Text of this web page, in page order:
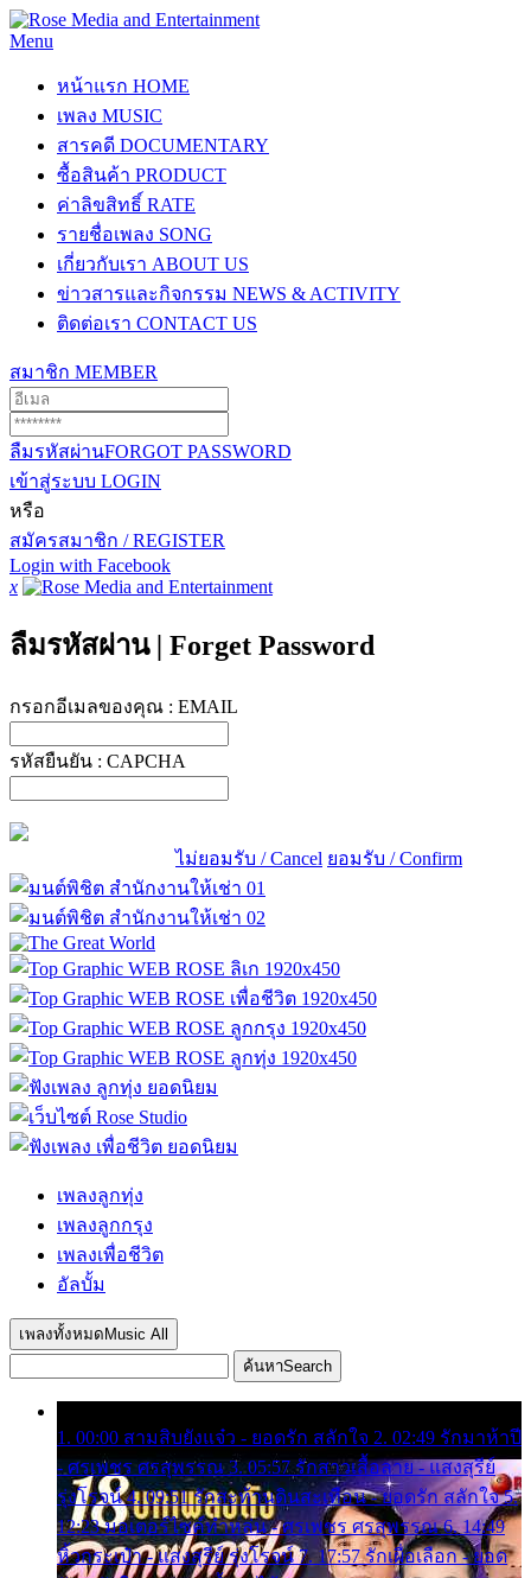
Menu
หน้าแรก HOME
เพลง MUSIC
สารคดี DOCUMENTARY
ซื้อสินค้า PRODUCT
ค่าลิขสิทธิ์ RATE
รายชื่อเพลง SONG
เกี่ยวกับเรา ABOUT US
ข่าวสารและกิจกรรม NEWS & ACTIVITY
ติดต่อเรา CONTACT US
สมาชิก MEMBER
ลืมรหัสผ่านFORGOT PASSWORD
เข้าสู่ระบบ LOGIN
หรือ
สมัครสมาชิก / REGISTER
Login with Facebook
x
ลืมรหัสผ่าน | Forget Password
กรอกอีเมลของคุณ : EMAIL
รหัสยืนยัน : CAPCHA
ไม่ยอมรับ / Cancel ยอมรับ / Confirm
เพลงลูกทุ่ง
เพลงลูกกรุง
เพลงเพื่อชีวิต
อัลบั้ม
เพลงทั้งหมด Music All
ค้นหาSearch
1. 00:00 สามสิบยังแจ๋ว - ยอดรัก สลักใจ 2. 02:49 รักมาห้าปี
- ศรเพชร ศรสุพรรณ 3. 05:57 รักสาวเสื้อลาย - แสงสุรีย์
รุ่งโรจน์ 4. 09:51 รักสะท้านดินสะเทือน - ยอดรัก สลักใจ 5.
12:23 มอเตอร์ไซค์ทำหล่น - ศรเพชร ศรสุพรรณ 6. 14:49
หิ้วกระเป๋า - แสงสุรีย์ รุ่งโรจน์ 7. 17:57 รักเผื่อเลือก - ยอด